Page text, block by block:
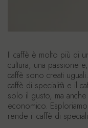
Il caffè è molto più di
cultura, una passione
caffè sono creati
caffè di specialità e il
solo il gusto, ma
economico.
rende il caffè di